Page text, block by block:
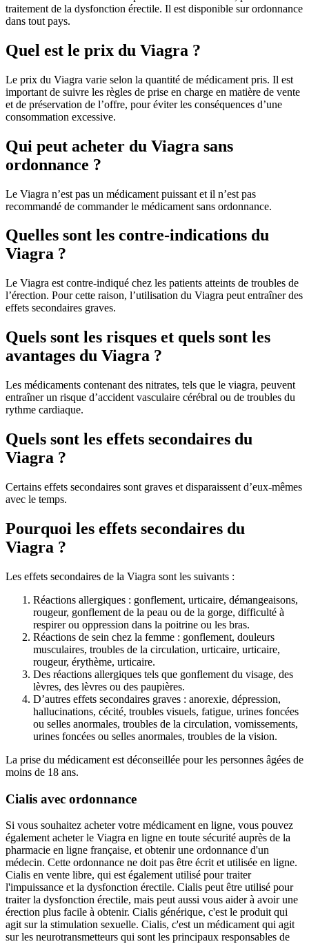
traitement de la dysfonction érectile. Il est disponible sur ordonnance
dans tout pays.
Quel est le prix du Viagra ?
Le prix du Viagra varie selon la quantité de médicament pris. Il est
important de suivre les règles de prise en charge en matière de vente
et de préservation de l’offre, pour éviter les conséquences d’une
consommation excessive.
Qui peut acheter du Viagra sans
ordonnance ?
Le Viagra n’est pas un médicament puissant et il n’est pas
recommandé de commander le médicament sans ordonnance.
Quelles sont les contre-indications du
Viagra ?
Le Viagra est contre-indiqué chez les patients atteints de troubles de
l’érection. Pour cette raison, l’utilisation du Viagra peut entraîner des
effets secondaires graves.
Quels sont les risques et quels sont les
avantages du Viagra ?
Les médicaments contenant des nitrates, tels que le viagra, peuvent
entraîner un risque d’accident vasculaire cérébral ou de troubles du
rythme cardiaque.
Quels sont les effets secondaires du
Viagra ?
Certains effets secondaires sont graves et disparaissent d’eux-mêmes
avec le temps.
Pourquoi les effets secondaires du
Viagra ?
Les effets secondaires de la Viagra sont les suivants :
Réactions allergiques : gonflement, urticaire, démangeaisons,
rougeur, gonflement de la peau ou de la gorge, difficulté à
respirer ou oppression dans la poitrine ou les bras.
Réactions de sein chez la femme : gonflement, douleurs
musculaires, troubles de la circulation, urticaire, urticaire,
rougeur, érythème, urticaire.
Des réactions allergiques tels que gonflement du visage, des
lèvres, des lèvres ou des paupières.
D’autres effets secondaires graves : anorexie, dépression,
hallucinations, cécité, troubles visuels, fatigue, urines foncées
ou selles anormales, troubles de la circulation, vomissements,
urines foncées ou selles anormales, troubles de la vision.
La prise du médicament est déconseillée pour les personnes âgées de
moins de 18 ans.
Cialis avec ordonnance
Si vous souhaitez acheter votre médicament en ligne, vous pouvez
également acheter le Viagra en ligne en toute sécurité auprès de la
pharmacie en ligne française, et obtenir une ordonnance d'un
médecin. Cette ordonnance ne doit pas être écrit et utilisée en ligne.
Cialis en vente libre, qui est également utilisé pour traiter
l'impuissance et la dysfonction érectile. Cialis peut être utilisé pour
traiter la dysfonction érectile, mais peut aussi vous aider à avoir une
érection plus facile à obtenir. Cialis générique, c'est le produit qui
agit sur la stimulation sexuelle. Cialis, c'est un médicament qui agit
sur les neurotransmetteurs qui sont les principaux responsables de